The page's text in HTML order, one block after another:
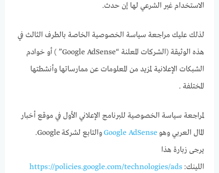
الاستخدام غير الشرعي لها إن حدث.
لذلك عليك مراجعة سياسة الخصوصية الخاصة بالطرف الثالث في
هذه الوثيقة (الشركات المعلنة “Google AdSense” ) أو خوادم
الشبكات الإعلانية لمزيد من المعلومات عن ممارساتها وأنشطتها
المختلفة .
لمراجعة سياسة الخصوصية للبرنامج الإعلاني الأول في موقع أخبار
المال العربي وهوGoogle AdSenseوالتابع لشركة Google.
يرجى زبارة هذا
اللينك: https://policies.google.com/technologies/ads